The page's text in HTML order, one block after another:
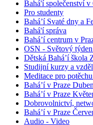
Bahá'í společenství v
Pro studenty
Bahá’í Svaté dny a
Bahá'í správa
Bahá’í centrum v
OSN - Světový
Dětská Bahá’í škola
Studijní kurzy a
Meditace pro
Bahá’í v Praze
Bahá’í v Praze
Dobrovolnictví,
Bahá’í v Praze
Audio - Video